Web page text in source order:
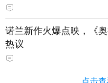
诺兰新作火爆点映，《
热议
点击